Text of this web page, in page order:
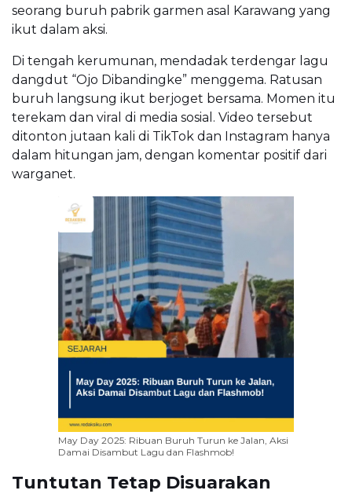
seorang buruh pabrik garmen asal Karawang yang
ikut dalam aksi.
Di tengah kerumunan, mendadak terdengar lagu
dangdut “Ojo Dibandingke” menggema. Ratusan
buruh langsung ikut berjoget bersama. Momen itu
terekam dan viral di media sosial. Video tersebut
ditonton jutaan kali di TikTok dan Instagram hanya
dalam hitungan jam, dengan komentar positif dari
warganet.
May Day 2025: Ribuan Buruh Turun ke Jalan, Aksi
Damai Disambut Lagu dan Flashmob!
Tuntutan Tetap Disuarakan